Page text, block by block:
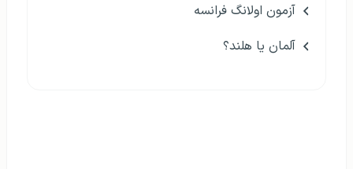
آزمون اولانگ فرانسه
آلمان یا هلند؟